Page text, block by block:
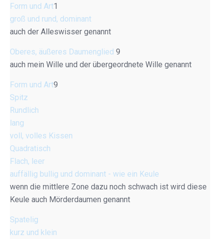
Form und Art1
groß und rund, dominant
auch der Alleswisser genannt
Oberes, äußeres Daumenglied 9
auch mein Wille und der übergeordnete Wille genannt
Form und Art9
Spitz
Rundlich
lang
voll, volles Kissen
Quadratisch
Flach, leer
auffällig bullig und dominant - wie ein Keule
wenn die mittlere Zone dazu noch schwach ist wird diese
Keule auch Mörderdaumen genannt
Spatelig
kurz und klein